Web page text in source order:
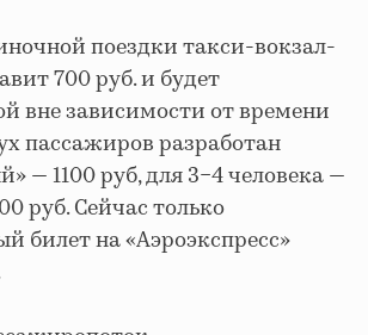
поездки такси-вокзал-
700 руб. и будет
вне зависимости от времени
пассажиров разработан
— 1100 руб, для 3−4 человека —
руб. Сейчас только
билет на «Аэроэкспресс»